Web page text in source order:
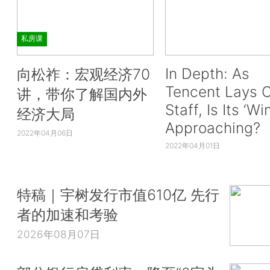
私房课
向松祚：宏观经济70
讲，带你了解国内外
经济大局
2022年04月06日
In Depth: As
Tencent Lays
Staff, Is Its
Approaching?
2022年04月01日
特稿｜宇树发行市值610亿 先行
者的加速和考验
2026年08月07日